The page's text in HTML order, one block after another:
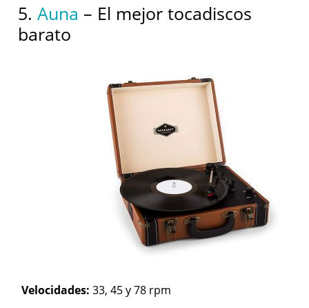
5.Auna – El mejor tocadiscos
barato
Velocidades:33, 45 y 78 rpm